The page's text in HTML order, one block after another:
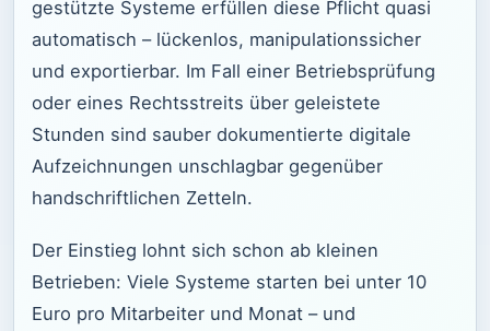
gestützte Systeme erfüllen diese Pflicht quasi
automatisch – lückenlos, manipulationssicher
und exportierbar. Im Fall einer Betriebsprüfung
oder eines Rechtsstreits über geleistete
Stunden sind sauber dokumentierte digitale
Aufzeichnungen unschlagbar gegenüber
handschriftlichen Zetteln.
Der Einstieg lohnt sich schon ab kleinen
Betrieben: Viele Systeme starten bei unter 10
Euro pro Mitarbeiter und Monat – und